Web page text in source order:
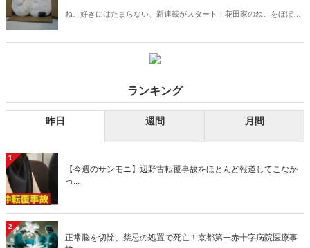
ねこ好きにはたまらない、新連載がスタート！花田家のねこをほぼ毎
ランキング
昨日 週間 月間
1
【今週のサンモニ】辺野古転覆事故をほとんど報道してこなか
っ...
2
正常脳を切除、禁忌の処置で死亡！京都第一赤十字病院医療事